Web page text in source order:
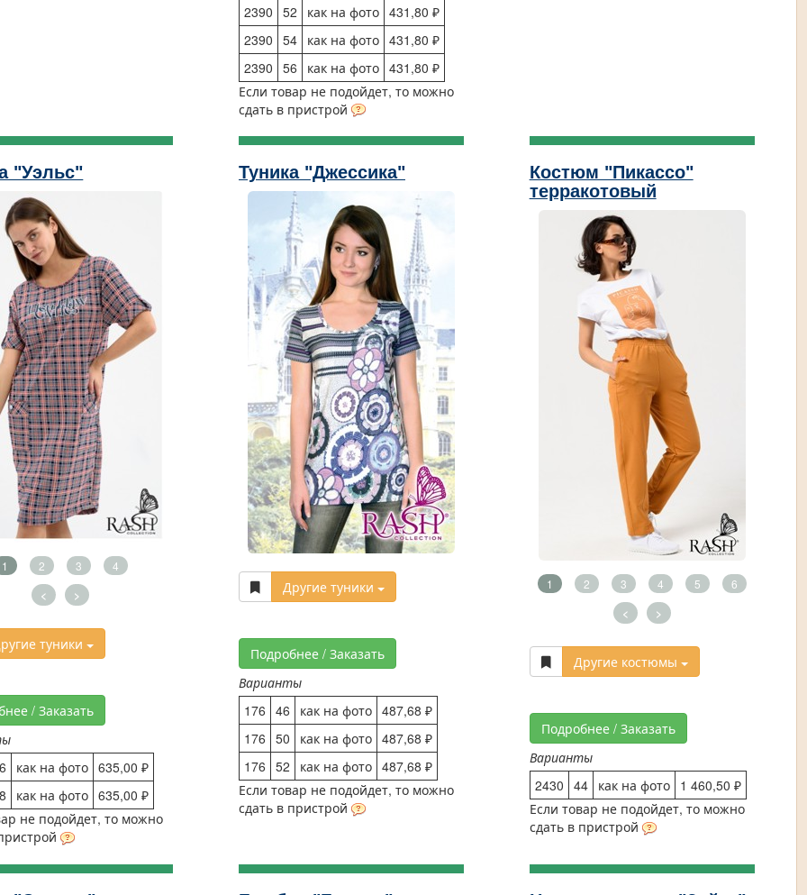
2390 52 как на фото 431,80 ₽
2390 54 как на фото 431,80 ₽
2390 56 как на фото 431,80 ₽
Если товар не подойдет, то можно
сдать в пристрой
"Уэльс"
1 2 3 4
< >
туники
/ Заказать
как на фото 635,00 ₽
как на фото 635,00 ₽
не подойдет, то можно
Туника "Джессика"
Другие туники
Подробнее / Заказать
Варианты
176 46 как на фото 487,68 ₽
176 50 как на фото 487,68 ₽
176 52 как на фото 487,68 ₽
Если товар не подойдет, то можно
сдать в пристрой
Костюм "Пикассо"
терракотовый
1 2 3 4 5 6
< >
Другие костюмы
Подробнее / Заказать
Варианты
2430 44 как на фото
1 460,50 ₽
Если товар не подойдет, то можно
сдать в пристрой